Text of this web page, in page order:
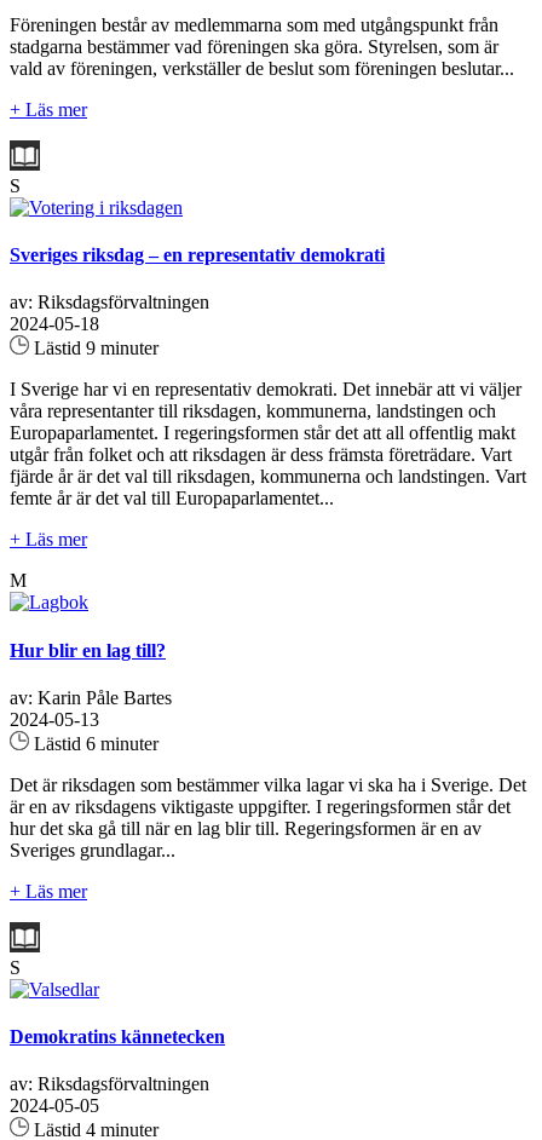
Föreningen består av medlemmarna som med utgångspunkt från
stadgarna bestämmer vad föreningen ska göra. Styrelsen, som är
vald av föreningen, verkställer de beslut som föreningen beslutar...
+ Läs mer
S
Sveriges riksdag – en representativ demokrati
av: Riksdagsförvaltningen
2024-05-18
Lästid 9 minuter
I Sverige har vi en representativ demokrati. Det innebär att vi väljer
våra representanter till riksdagen, kommunerna, landstingen och
Europaparlamentet. I regeringsformen står det att all offentlig makt
utgår från folket och att riksdagen är dess främsta företrädare. Vart
fjärde år är det val till riksdagen, kommunerna och landstingen. Vart
femte år är det val till Europaparlamentet...
+ Läs mer
M
Hur blir en lag till?
av: Karin Påle Bartes
2024-05-13
Lästid 6 minuter
Det är riksdagen som bestämmer vilka lagar vi ska ha i Sverige. Det
är en av riksdagens viktigaste uppgifter. I regeringsformen står det
hur det ska gå till när en lag blir till. Regeringsformen är en av
Sveriges grundlagar...
+ Läs mer
S
Demokratins kännetecken
av: Riksdagsförvaltningen
2024-05-05
Lästid 4 minuter